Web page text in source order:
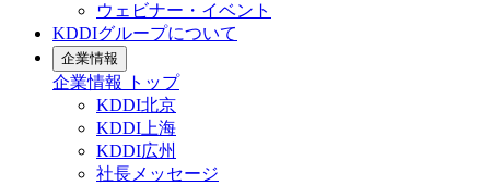
ウェビナー・イベント
KDDIグループについて
企業情報
企業情報
トップ
KDDI北京
KDDI上海
KDDI広州
社長メッセージ